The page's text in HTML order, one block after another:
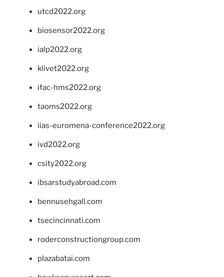
utcd2022.org
biosensor2022.org
ialp2022.org
klivet2022.org
ifac-hms2022.org
taoms2022.org
iias-euromena-conference2022.org
ivd2022.org
csity2022.org
ibsarstudyabroad.com
bennusehgall.com
tsecincinnati.com
roderconstructiongroup.com
plazabatai.com